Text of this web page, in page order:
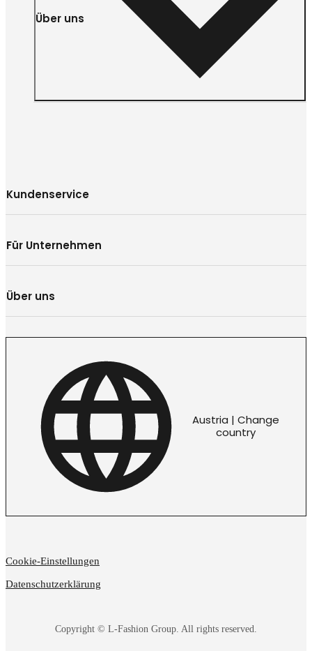
Über uns
Kundenservice
Für Unternehmen
Über uns
Austria | Change
country
Copyright © L-Fashion Group. All rights reserved.
Cookie-Einstellungen
Datenschutzerklärung